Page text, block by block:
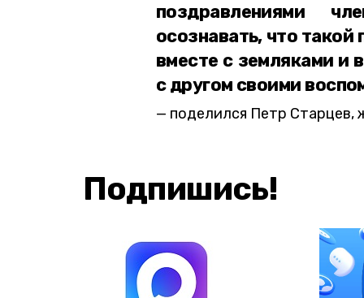
поздравлениями
осознавать, что
вместе с земляками и
с другом своими
поделился Петр Старцев,
Подпишись!